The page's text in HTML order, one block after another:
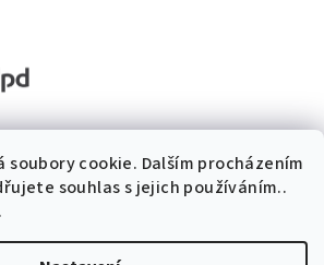
soubory cookie. Dalším procházením
souhlas s jejich používáním..
.
„Odpovídáme okamžitě. S čím